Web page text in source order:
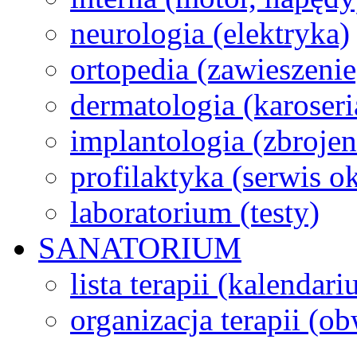
neurologia (elektryka)
ortopedia
dermatologia
implantologia
profilaktyka (serwis
laboratorium (testy)
SANATORIUM
lista terapii
organizacja terapii